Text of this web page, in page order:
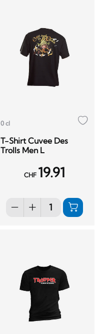
0 cl
T-Shirt Cuvee Des
Trolls Men L
CHF 19.91